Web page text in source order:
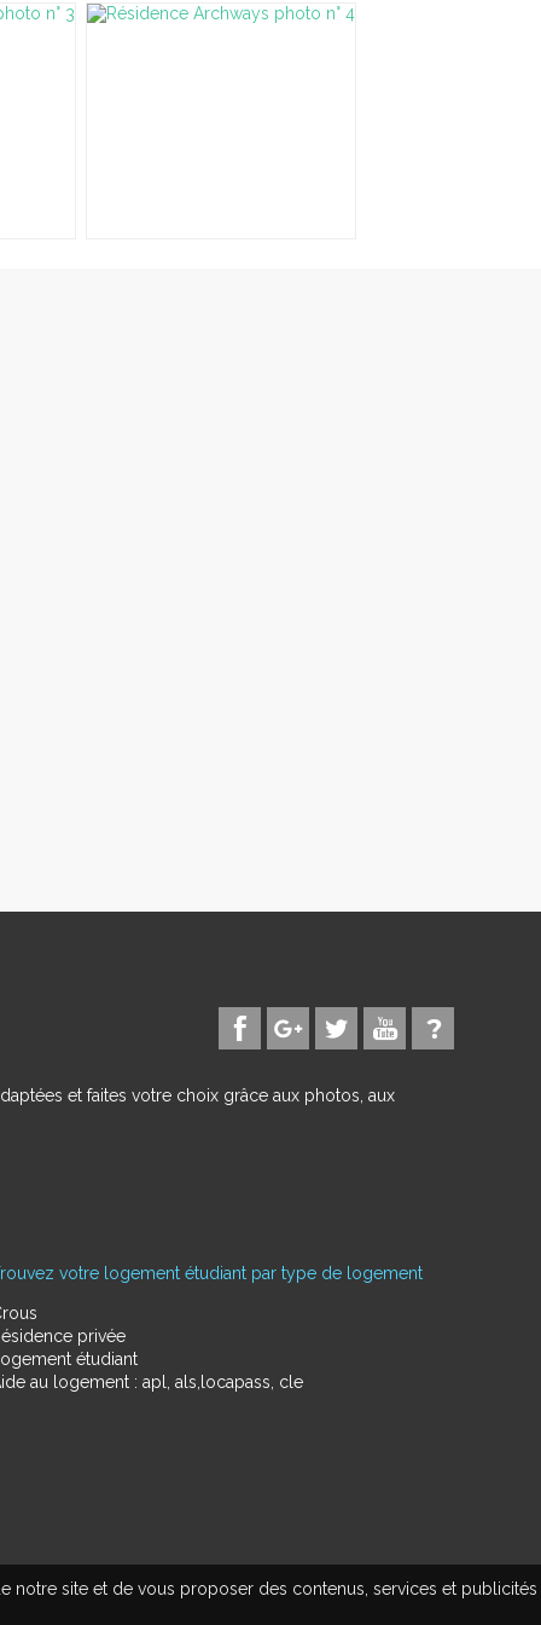
notre site et de vous proposer des contenus, services et publicités
et faites votre choix grâce aux photos, aux
votre logement étudiant par type de logement
privée
étudiant
au logement : apl, als,locapass, cle